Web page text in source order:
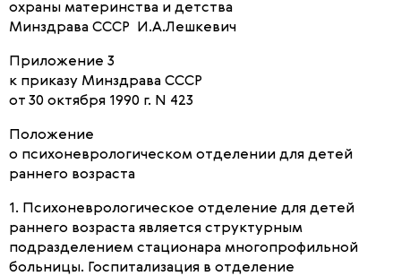
охраны материнства и детства
Минздрава СССР И.А.Лешкевич
Приложение 3
к приказу Минздрава СССР
от 30 октября 1990 г. N 423
Положение
о психоневрологическом отделении для детей
раннего возраста
1. Психоневрологическое отделение для детей
раннего возраста является структурным
подразделением стационара многопрофильной
больницы. Госпитализация в отделение